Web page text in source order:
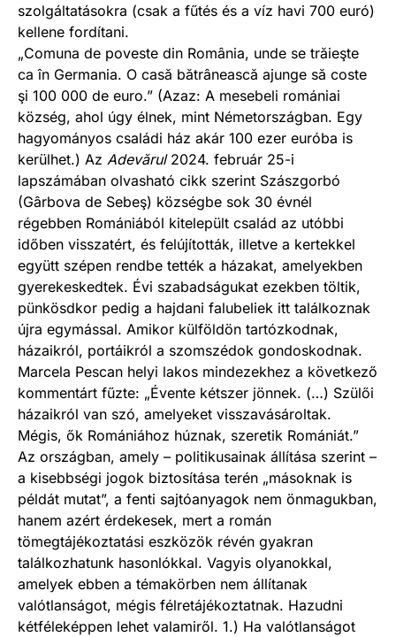
szolgáltatásokra (csak a fűtés és a víz havi 700 euró)
kellene fordítani.
„Comuna de poveste din România, unde se trăieşte
ca în Germania. O casă bătrânească ajunge să coste
şi 100 000 de euro.” (Azaz: A mesebeli romániai
község, ahol úgy élnek, mint Németországban. Egy
hagyományos családi ház akár 100 ezer euróba is
kerülhet.) Az Adevărul2024. február 25-i
lapszámában olvasható cikk szerint Szászgorbó
(Gârbova de Sebeş) községbe sok 30 évnél
régebben Romániából kitelepült család az utóbbi
időben visszatért, és felújították, illetve a kertekkel
együtt szépen rendbe tették a házakat, amelyekben
gyerekeskedtek. Évi szabadságukat ezekben töltik,
pünkösdkor pedig a hajdani falubeliek itt találkoznak
újra egymással. Amikor külföldön tartózkodnak,
házaikról, portáikról a szomszédok gondoskodnak.
Marcela Pescan helyi lakos mindezekhez a következő
kommentárt fűzte: „Évente kétszer jönnek. (…) Szülői
házaikról van szó, amelyeket visszavásároltak.
Mégis, ők Romániához húznak, szeretik Romániát.”
Az országban, amely – politikusainak állítása szerint –
a kisebbségi jogok biztosítása terén „másoknak is
példát mutat”, a fenti sajtóanyagok nem önmagukban,
hanem azért érdekesek, mert a román
tömegtájékoztatási eszközök révén gyakran
találkozhatunk hasonlókkal. Vagyis olyanokkal,
amelyek ebben a témakörben nem állítanak
valótlanságot, mégis félretájékoztatnak. Hazudni
kétféleképpen lehet valamiről. 1.) Ha valótlanságot